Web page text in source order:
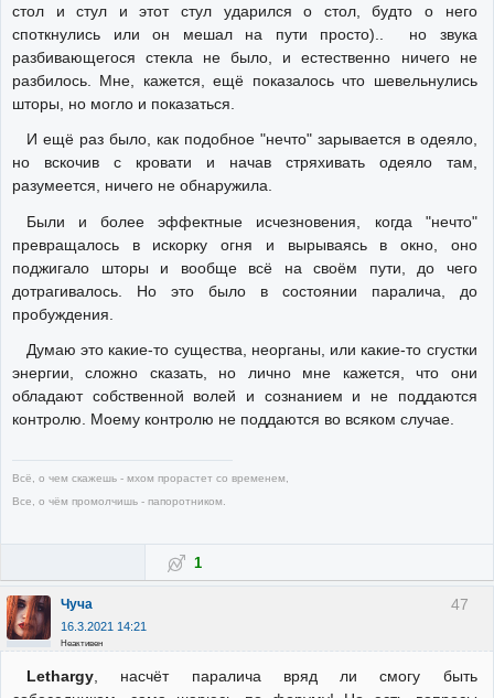
стол и стул и этот стул ударился о стол, будто о него
споткнулись или он мешал на пути просто).. но звука
разбивающегося стекла не было, и естественно ничего не
разбилось. Мне, кажется, ещё показалось что шевельнулись
шторы, но могло и показаться.
И ещё раз было, как подобное "нечто" зарывается в одеяло,
но вскочив с кровати и начав стряхивать одеяло там,
разумеется, ничего не обнаружила.
Были и более эффектные исчезновения, когда "нечто"
превращалось в искорку огня и вырываясь в окно, оно
поджигало шторы и вообще всё на своём пути, до чего
дотрагивалось. Но это было в состоянии паралича, до
пробуждения.
Думаю это какие-то существа, неорганы, или какие-то сгустки
энергии, сложно сказать, но лично мне кажется, что они
обладают собственной волей и сознанием и не поддаются
контролю. Моему контролю не поддаются во всяком случае.
Всё, о чем скажешь - мхом прорастет со временем,
Все, о чём промолчишь - папоротником.
1
47
Чуча
16.3.2021 14:21
Неактивен
Lethargy, насчёт паралича вряд ли смогу быть